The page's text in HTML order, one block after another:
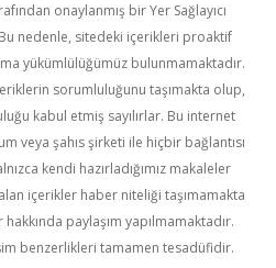
onaylanmış bir Yer Sağlayıcı
nedenle, sitedeki içerikleri proaktif
yükümlülüğümüz bulunmamaktadır.
sorumluluğunu taşımakta olup,
kabul etmiş sayılırlar. Bu internet
veya şahıs şirketi ile hiçbir bağlantısı
kendi hazırladığımız makaleler
içerikler haber niteliği taşımamakta
paylaşım yapılmamaktadır.
benzerlikleri tamamen tesadüfidir.